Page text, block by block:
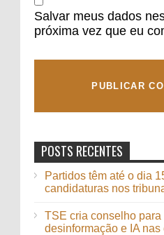
Salvar meus dados
próxima vez que eu
POSTS RECENTES
Partidos têm até o dia
candidaturas nos
TSE cria conselho para
desinformação e IA